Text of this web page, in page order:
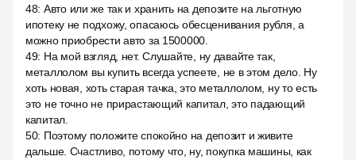
48: Авто или же так и хранить на депозите на льготную
ипотеку не подхожу, опасаюсь обесценивания рубля, а
можно приобрести авто за 1500000.
49: На мой взгляд, нет. Слушайте, ну давайте так,
металлолом вы купить всегда успеете, не в этом дело. Ну
хоть новая, хоть старая тачка, это металлолом, ну то есть
это не точно не прирастающий капитал, это падающий
капитал.
50: Поэтому положите спокойно на депозит и живите
дальше. Счастливо, потому что, ну, покупка машины, как